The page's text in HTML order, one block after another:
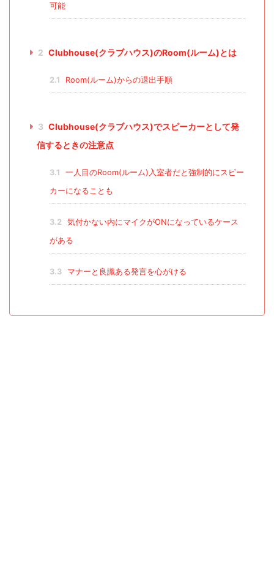
可能
2 Clubhouse(クラブハウス)のRoom(ルーム)とは
2.1 Room(ルーム)からの退出手順
3 Clubhouse(クラブハウス)でスピーカーとして発
信するときの注意点
3.1
一人目のRoom(ルーム)入室者だと強制的にスピー
カーになることも
3.2
気付かない内にマイクがONになっているケース
がある
3.3 マナーと良識ある発言を心がける